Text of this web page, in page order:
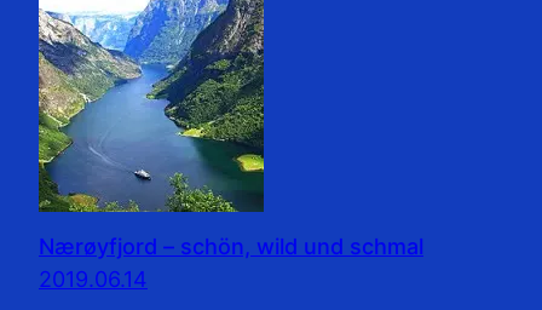
Nærøyfjord – schön, wild und schmal
2019.06.14